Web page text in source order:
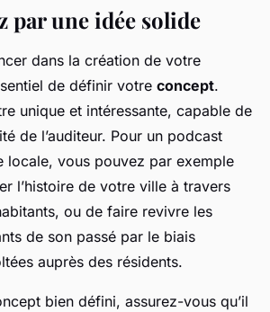
par une idée solide
dans la création de votre
de définir votre concept.
unique et intéressante, capable de
de l’auditeur. Pour un podcast
locale, vous pouvez par exemple
l’histoire de votre ville à travers
ou de faire revivre les
de son passé par le biais
auprès des résidents.
bien défini, assurez-vous qu’il